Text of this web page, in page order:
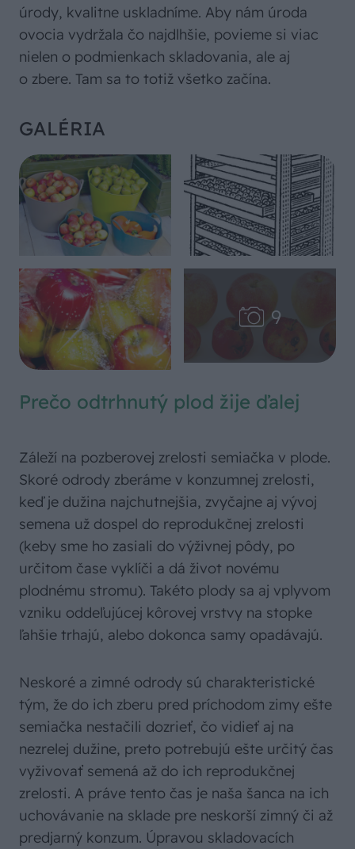
úrody, kvalitne uskladníme. Aby nám úroda
ovocia vydržala čo najdlhšie, povieme si viac
nielen o podmienkach skladovania, ale aj
o zbere. Tam sa to totiž všetko začína.
GALÉRIA
Prečo odtrhnutý plod žije ďalej
Záleží na pozberovej zrelosti semiačka v plode.
Skoré odrody zberáme v konzumnej zrelosti,
keď je dužina najchutnejšia, zvyčajne aj vývoj
semena už dospel do reprodukčnej zrelosti
(keby sme ho zasiali do výživnej pôdy, po
určitom čase vyklíči a dá život novému
plodnému stromu). Takéto plody sa aj vplyvom
vzniku oddeľujúcej kôrovej vrstvy na stopke
ľahšie trhajú, alebo dokonca samy opadávajú.
Neskoré a zimné odrody sú charakteristické
tým, že do ich zberu pred príchodom zimy ešte
semiačka nestačili dozrieť, čo vidieť aj na
nezrelej dužine, preto potrebujú ešte určitý čas
vyživovať semená až do ich reprodukčnej
zrelosti. A práve tento čas je naša šanca na ich
uchovávanie na sklade pre neskorší zimný či až
predjarný konzum. Úpravou skladovacích